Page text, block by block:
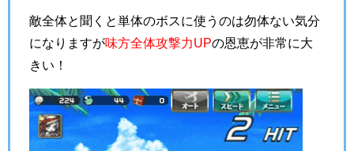
敵全体と聞くと単体のボスに使うのは勿体ない気分
になりますが味方全体攻撃力UPの恩恵が非常に大
きい！